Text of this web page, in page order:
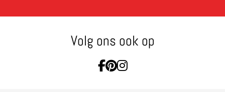
Volg ons ook op
Ga naar Facebook
Ga naar Pinterest
Ga naar Instagram